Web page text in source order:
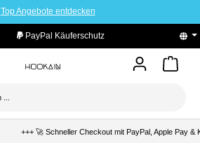
Top Angebote entdecken
PayPal Käuferschutz
+++ 🚀 Schneller Checkout mit PayPal, Apple Pay &